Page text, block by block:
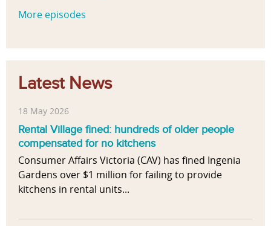
More episodes
Latest News
18 May 2026
Rental Village fined: hundreds of older people
compensated for no kitchens
Consumer Affairs Victoria (CAV) has fined Ingenia
Gardens over $1 million for failing to provide
kitchens in rental units...